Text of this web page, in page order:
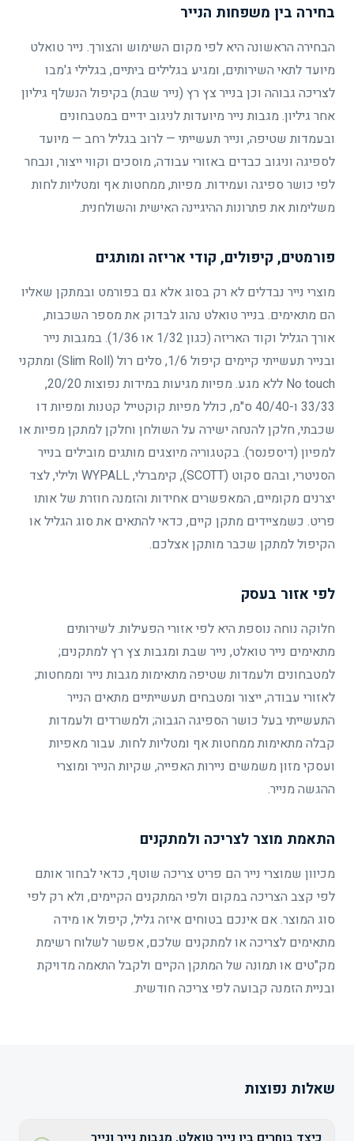
בחירה בין משפחות הנייר
הבחירה הראשונה היא לפי מקום השימוש והצורך. נייר טואלט
מיועד לתאי השירותים, ומגיע בגלילים ביתיים, בגלילי ג'מבו
לצריכה גבוהה וכן בנייר צץ רץ (נייר שבת) בקיפול הנשלף גיליון
אחר גיליון. מגבות נייר מיועדות לניגוב ידיים במטבחונים
ובעמדות שטיפה, ונייר תעשייתי — לרוב בגליל רחב — מיועד
לספיגה וניגוב כבדים באזורי עבודה, מוסכים וקווי ייצור, ונבחר
לפי כושר ספיגה ועמידות. מפיות, ממחטות אף ומטליות לחות
משלימות את פתרונות ההיגיינה האישית והשולחנית.
פורמטים, קיפולים, קודי אריזה ומותגים
מוצרי נייר נבדלים לא רק בסוג אלא גם בפורמט ובמתקן שאליו
הם מתאימים. בנייר טואלט נהוג לבדוק את מספר השכבות,
אורך הגליל וקוד האריזה (כגון 1/32 או 1/36). במגבות נייר
ובנייר תעשייתי קיימים קיפול 1/6, סלים רול (Slim Roll) ומתקני
No touch ללא מגע. מפיות מגיעות במידות נפוצות 20/20,
33/33 ו-40/40 ס"מ, כולל מפיות קוקטייל קטנות ומפיות דו
שכבתי, חלקן להנחה ישירה על השולחן וחלקן למתקן מפיות או
למפיון (דיספנסר). בקטגוריה מיוצגים מותגים מובילים בנייר
הסניטרי, ובהם סקוט (SCOTT), קימברלי, WYPALL ולילי, לצד
יצרנים מקומיים, המאפשרים אחידות והזמנה חוזרת של אותו
פריט. כשמציידים מתקן קיים, כדאי להתאים את סוג הגליל או
הקיפול למתקן שכבר מותקן אצלכם.
לפי אזור בעסק
חלוקה נוחה נוספת היא לפי אזורי הפעילות. לשירותים
מתאימים נייר טואלט, נייר שבת ומגבות צץ רץ למתקנים;
למטבחונים ולעמדות שטיפה מתאימות מגבות נייר וממחטות;
לאזורי עבודה, ייצור ומטבחים תעשייתיים מתאים הנייר
התעשייתי בעל כושר הספיגה הגבוה; ולמשרדים ולעמדות
קבלה מתאימות ממחטות אף ומטליות לחות. עבור מאפיות
ועסקי מזון משמשים ניירות האפייה, שקיות הנייר ומוצרי
ההגשה מנייר.
התאמת מוצר לצריכה ולמתקנים
מכיוון שמוצרי נייר הם פריט צריכה שוטף, כדאי לבחור אותם
לפי קצב הצריכה במקום ולפי המתקנים הקיימים, ולא רק לפי
סוג המוצר. אם אינכם בטוחים איזה גליל, קיפול או מידה
מתאימים לצריכה או למתקנים שלכם, אפשר לשלוח רשימת
מק"טים או תמונה של המתקן הקיים ולקבל התאמה מדויקת
ובניית הזמנה קבועה לפי צריכה חודשית.
שאלות נפוצות